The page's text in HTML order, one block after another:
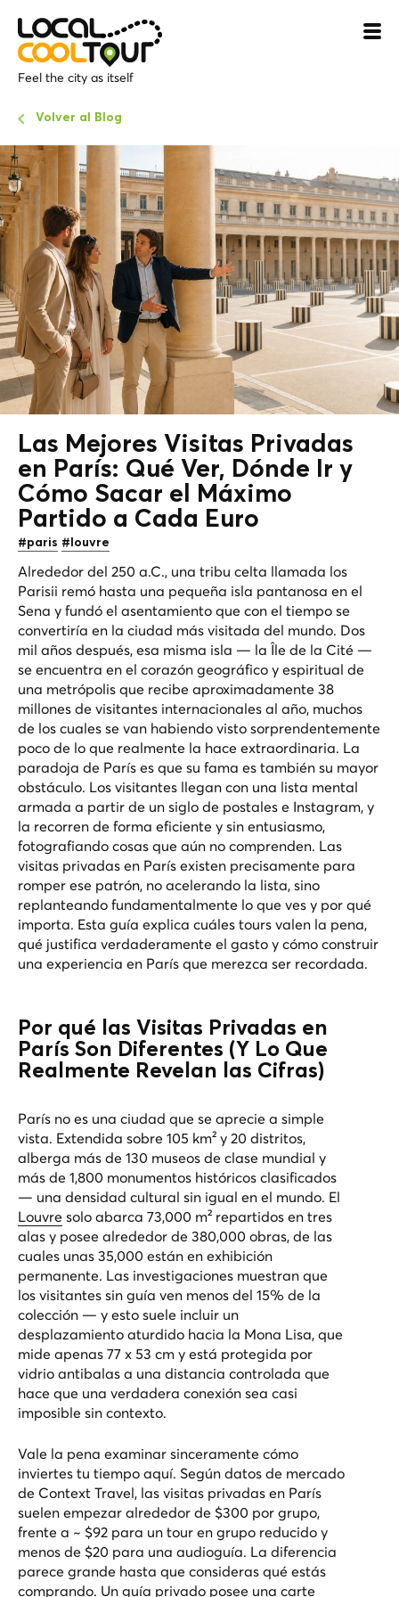
Feel the city as itself
Volver al Blog
Las Mejores Visitas Privadas
en París: Qué Ver, Dónde Ir y
Cómo Sacar el Máximo
Partido a Cada Euro
#paris #louvre
Alrededor del 250 a.C., una tribu celta llamada los
Parisii remó hasta una pequeña isla pantanosa en el
Sena y fundó el asentamiento que con el tiempo se
convertiría en la ciudad más visitada del mundo. Dos
mil años después, esa misma isla — la Île de la Cité —
se encuentra en el corazón geográfico y espiritual de
una metrópolis que recibe aproximadamente 38
millones de visitantes internacionales al año, muchos
de los cuales se van habiendo visto sorprendentemente
poco de lo que realmente la hace extraordinaria. La
paradoja de París es que su fama es también su mayor
obstáculo. Los visitantes llegan con una lista mental
armada a partir de un siglo de postales e Instagram, y
la recorren de forma eficiente y sin entusiasmo,
fotografiando cosas que aún no comprenden. Las
visitas privadas en París existen precisamente para
romper ese patrón, no acelerando la lista, sino
replanteando fundamentalmente lo que ves y por qué
importa. Esta guía explica cuáles tours valen la pena,
qué justifica verdaderamente el gasto y cómo construir
una experiencia en París que merezca ser recordada.
Por qué las Visitas Privadas en
París Son Diferentes (Y Lo Que
Realmente Revelan las Cifras)
París no es una ciudad que se aprecie a simple
vista. Extendida sobre 105 km² y 20 distritos,
alberga más de 130 museos de clase mundial y
más de 1,800 monumentos históricos clasificados
— una densidad cultural sin igual en el mundo. El
Louvre solo abarca 73,000 m² repartidos en tres
alas y posee alrededor de 380,000 obras, de las
cuales unas 35,000 están en exhibición
permanente. Las investigaciones muestran que
los visitantes sin guía ven menos del 15% de la
colección — y esto suele incluir un
desplazamiento aturdido hacia la Mona Lisa, que
mide apenas 77 x 53 cm y está protegida por
vidrio antibalas a una distancia controlada que
hace que una verdadera conexión sea casi
imposible sin contexto.
Vale la pena examinar sinceramente cómo
inviertes tu tiempo aquí. Según datos de mercado
de Context Travel, las visitas privadas en París
suelen empezar alrededor de $300 por grupo,
frente a ~ $92 para un tour en grupo reducido y
menos de $20 para una audioguía. La diferencia
parece grande hasta que consideras qué estás
comprando. Un guía privado posee una carte